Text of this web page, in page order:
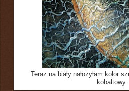
Teraz na biały nałożyłam kolor
kobaltowy.